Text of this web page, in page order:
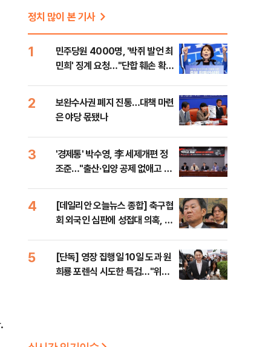
정치 많이 본 기사
1
민주당원 4000명, '박쥐 발언 최
민희' 징계 요청…"단합 훼손 확인
2
보완수사권 폐지 진통…대책 마련
은 야당 몫됐나
3
'경제통' 박수영, 李 세제개편 정
조준…"출산·입양 공제 없애고 세
4
[데일리안 오늘뉴스 종합] 축구협
회 외국인 심판에 성접대 의혹, 李
이닉스 프리마켓 시초가 논란 재
점화, 김민석 "과반 승리 가능성
5
[단독] 영장 집행일 10일 도과 원
희룡 포렌식 시도한 특검…"위법